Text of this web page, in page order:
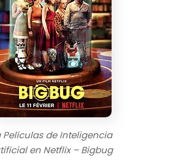
Películas de Inteligencia
en Netflix – Bigbug